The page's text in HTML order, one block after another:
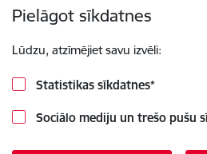
Pielāgot sīkdatnes
Lūdzu, atzīmējiet savu izvēli:
Statistikas sīkdatnes*
Sociālo mediju un trešo pušu